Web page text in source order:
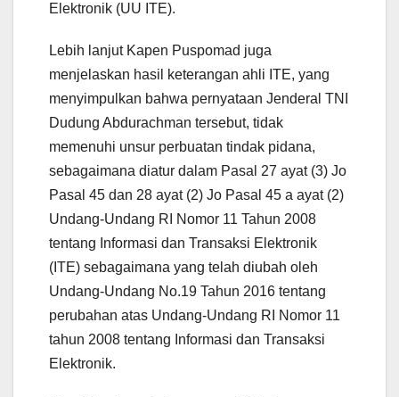
Elektronik (UU ITE).
Lebih lanjut Kapen Puspomad juga
menjelaskan hasil keterangan ahli ITE, yang
menyimpulkan bahwa pernyataan Jenderal TNI
Dudung Abdurachman tersebut, tidak
memenuhi unsur perbuatan tindak pidana,
sebagaimana diatur dalam Pasal 27 ayat (3) Jo
Pasal 45 dan 28 ayat (2) Jo Pasal 45 a ayat (2)
Undang-Undang RI Nomor 11 Tahun 2008
tentang Informasi dan Transaksi Elektronik
(ITE) sebagaimana yang telah diubah oleh
Undang-Undang No.19 Tahun 2016 tentang
perubahan atas Undang-Undang RI Nomor 11
tahun 2008 tentang Informasi dan Transaksi
Elektronik.